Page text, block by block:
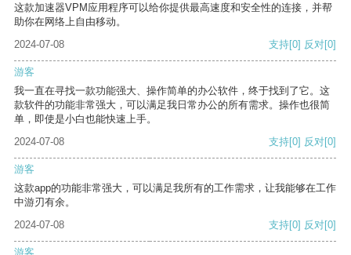
这款加速器VPM应用程序可以给你提供最高速度和安全性的连接，并帮
助你在网络上自由移动。
2024-07-08
支持[0] 反对[0]
游客
我一直在寻找一款功能强大、操作简单的办公软件，终于找到了它。这
款软件的功能非常强大，可以满足我日常办公的所有需求。操作也很简
单，即使是小白也能快速上手。
2024-07-08
支持[0] 反对[0]
游客
这款app的功能非常强大，可以满足我所有的工作需求，让我能够在工作
中游刃有余。
2024-07-08
支持[0] 反对[0]
游客